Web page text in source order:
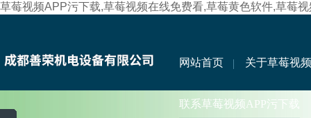
草莓视频APP污下载,草莓视频在线免费看,草莓黄色软件,草莓
网站首页 关于草莓视
联系草莓视频APP污下载